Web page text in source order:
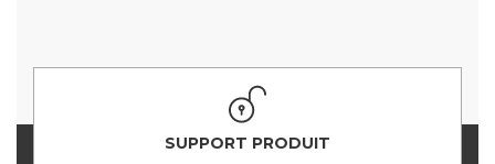
SUPPORT PRODUIT